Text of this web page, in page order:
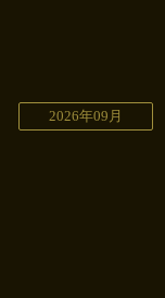
2026年09月